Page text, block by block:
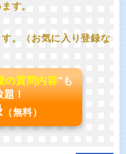
す。
。（お気に入り登録な
の質問内容"も
題！
（無料）